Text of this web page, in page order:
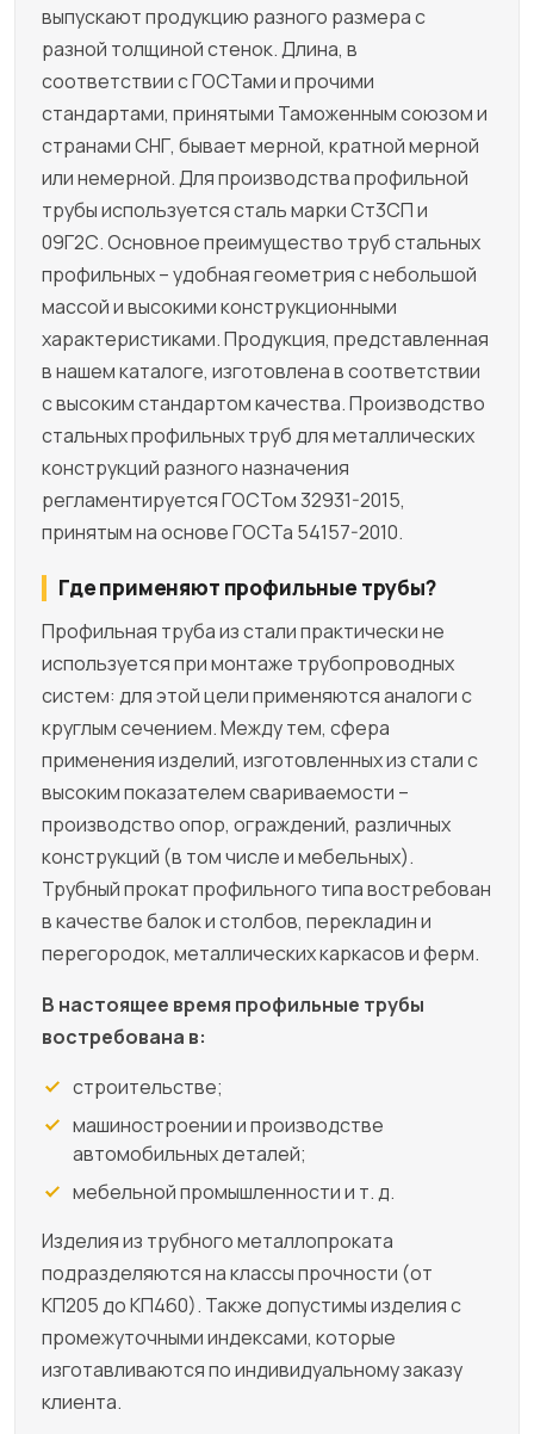
выпускают продукцию разного размера с
разной толщиной стенок. Длина, в
соответствии с ГОСТами и прочими
стандартами, принятыми Таможенным союзом и
странами СНГ, бывает мерной, кратной мерной
или немерной. Для производства профильной
трубы используется сталь марки Ст3СП и
09Г2С. Основное преимущество труб стальных
профильных – удобная геометрия с небольшой
массой и высокими конструкционными
характеристиками. Продукция, представленная
в нашем каталоге, изготовлена в соответствии
с высоким стандартом качества. Производство
стальных профильных труб для металлических
конструкций разного назначения
регламентируется ГОСТом 32931-2015,
принятым на основе ГОСТа 54157-2010.
Где применяют профильные трубы?
Профильная труба из стали практически не
используется при монтаже трубопроводных
систем: для этой цели применяются аналоги с
круглым сечением. Между тем, сфера
применения изделий, изготовленных из стали с
высоким показателем свариваемости –
производство опор, ограждений, различных
конструкций (в том числе и мебельных).
Трубный прокат профильного типа востребован
в качестве балок и столбов, перекладин и
перегородок, металлических каркасов и ферм.
В настоящее время профильные трубы
востребована в:
строительстве;
машиностроении и производстве
автомобильных деталей;
мебельной промышленности и т. д.
Изделия из трубного металлопроката
подразделяются на классы прочности (от
КП205 до КП460). Также допустимы изделия с
промежуточными индексами, которые
изготавливаются по индивидуальному заказу
клиента.